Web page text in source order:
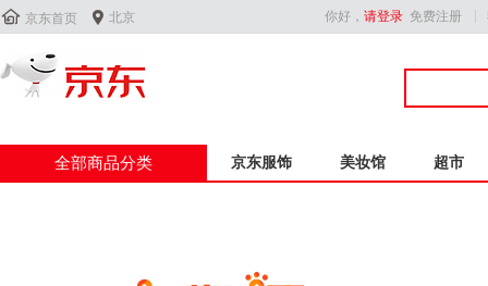
 京东首页  北京 你好， 请登录 免费注册
全部商品分类 京东服饰 美妆馆 超市